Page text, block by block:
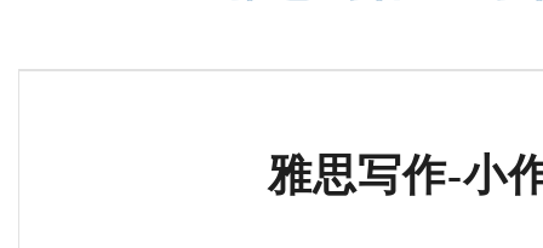
雅思写作-小